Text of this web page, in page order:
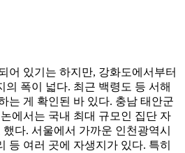
어 있기는 하지만, 강화도에서부터
의 폭이 넓다. 최근 백령도 등 서해
는 게 확인된 바 있다. 충남 태안군
에서는 국내 최대 규모인 집단 자
다. 서울에서 가까운 인천광역시
등 여러 곳에 자생지가 있다. 특히